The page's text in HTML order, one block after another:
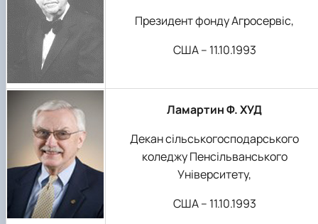
Президент фонду Агросервіс,
США – 11.10.1993
Ламартин Ф. ХУД
Декан сільськогосподарського
коледжу Пенсільванського
Університету,
США – 11.10.1993